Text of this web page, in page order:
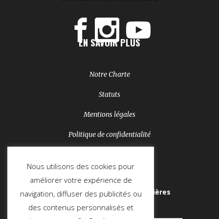
EN SAVOIR PLUS
Notre Charte
Statuts
Mentions légales
Politique de confidentialité
NEWSLETTER
Soyez au courant de nos dernières
Nous utilisons des cookies pour
améliorer votre expérience de
navigation, diffuser des publicités ou
des contenus personnalisés et